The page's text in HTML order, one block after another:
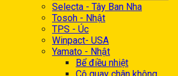
Selecta - Tây Ban Nha
Tosoh - Nhật
TPS - Úc
Winpact- USA
Yamato - Nhật
Bể điều nhiệt